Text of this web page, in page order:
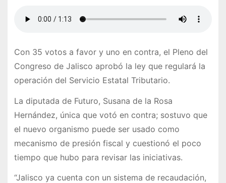
Con 35 votos a favor y uno en contra, el Pleno del
Congreso de Jalisco aprobó la ley que regulará la
operación del Servicio Estatal Tributario.
La diputada de Futuro, Susana de la Rosa
Hernández, única que votó en contra; sostuvo que
el nuevo organismo puede ser usado como
mecanismo de presión fiscal y cuestionó el poco
tiempo que hubo para revisar las iniciativas.
“Jalisco ya cuenta con un sistema de recaudación,